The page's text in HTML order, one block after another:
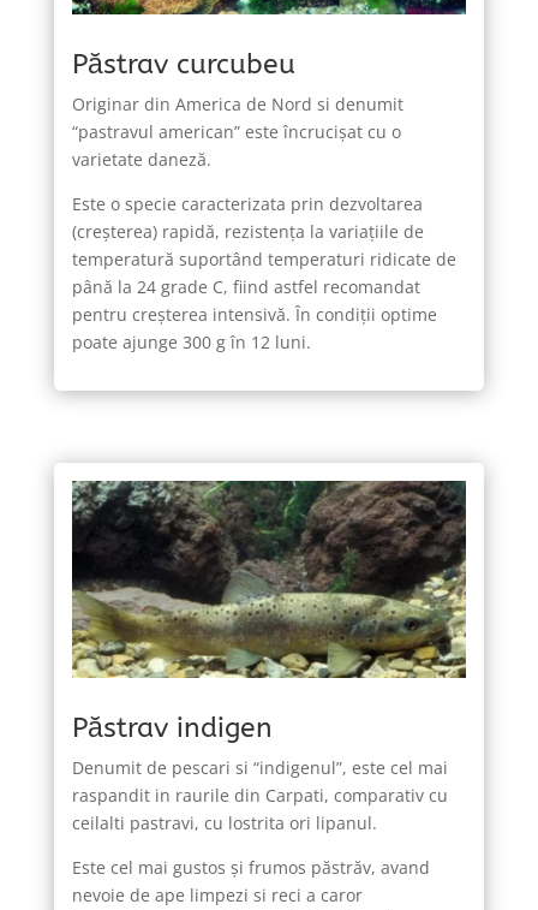
Păstrav curcubeu
Originar din America de Nord si denumit
“pastravul american” este încrucişat cu o
varietate daneză.
Este o specie caracterizata prin dezvoltarea
(creşterea) rapidă, rezistenţa la variaţiile de
temperatură suportând temperaturi ridicate de
până la 24 grade C, fiind astfel recomandat
pentru creşterea intensivă. În condiţii optime
poate ajunge 300 g în 12 luni.
Păstrav indigen
Denumit de pescari si “indigenul”, este cel mai
raspandit in raurile din Carpati, comparativ cu
ceilalti pastravi, cu lostrita ori lipanul.
Este cel mai gustos şi frumos păstrăv, avand
nevoie de ape limpezi si reci a caror